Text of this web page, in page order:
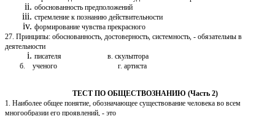
обоснованность предположений
стремление к познанию действительности
формирование чувства прекрасного
27. Принципы: обоснованность, достоверность, системность, - обязательны в
деятельности
писателя в. скульптора
б. ученого г. артиста
ТЕСТ ПО ОБЩЕСТВОЗНАНИЮ (Часть 2)
1. Наиболее общее понятие, обозначающее существование человека во всем
многообразии его проявлений, - это